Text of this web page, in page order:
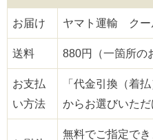
お届け ヤマト運輸 クー
送料 880円（一箇所の
お支払
い方法
「代金引換（着
からお選びいただ
無料でご指定で